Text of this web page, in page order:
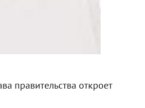
правительства откроет